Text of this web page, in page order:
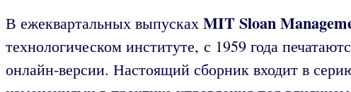
В ежеквартальных выпусках MIT Sloan
технологическом институте, с 1959 года
онлайн-версии. Настоящий сборник входит в